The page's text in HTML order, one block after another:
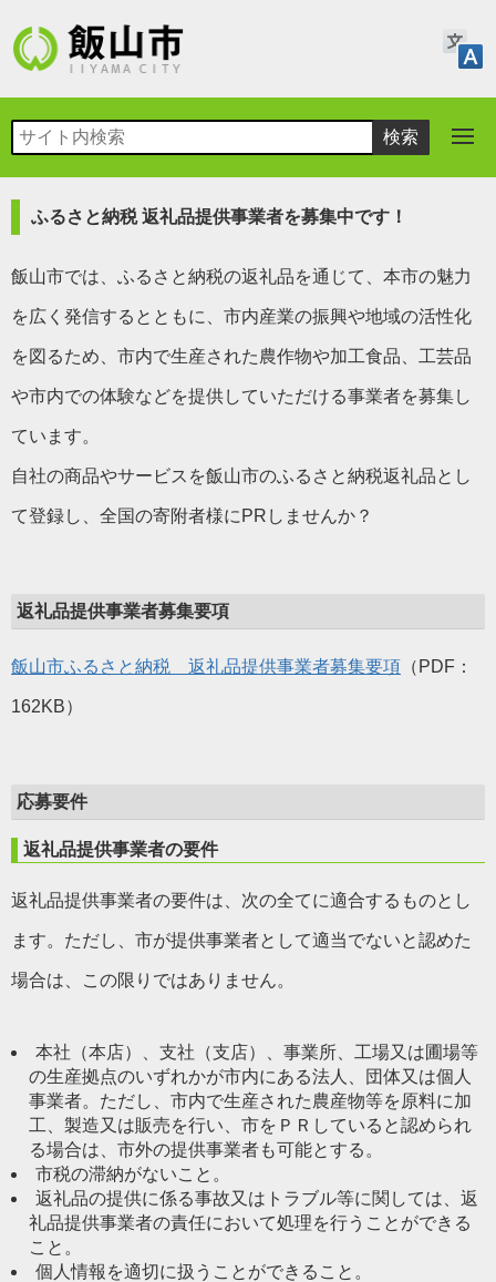
ふるさと納税 返礼品提供事業者を募集中です！
飯山市では、 ふるさと納税の返礼品を通じて、本市の魅力
を広く発信するとともに、市内産業の振興や地域の活性化
を図るため、市内で生産された農作物や加工食品、工芸品
や市内での体験などを提供していただける事業者を募集し
ています。
自社の商品やサービスを飯山市のふるさと納税返礼品とし
て登録し、全国の寄附者様にPRしませんか？
返礼品提供事業者募集要項
飯山市ふるさと納税 返礼品提供事業者募集要項 （PDF：
162KB）
応募要件
返礼品提供事業者の要件
返礼品提供事業者の要件は、次の全てに適合するものとし
ます。ただし、市が提供事業者として適当でないと認めた
場合は、この限りではありません。
本社（本店）、支社（支店）、事業所、工場又は圃場等
の生産拠点のいずれかが市内にある法人、団体又は個人
事業者。ただし、市内で生産された農産物等を原料に加
工、製造又は販売を行い、市をＰＲしていると認められ
る場合は、市外の提供事業者も可能とする。
市税の滞納がないこと。
返礼品の提供に係る事故又はトラブル等に関しては、返
礼品提供事業者の責任において処理を行うことができる
こと。
個人情報を適切に扱うことができること。